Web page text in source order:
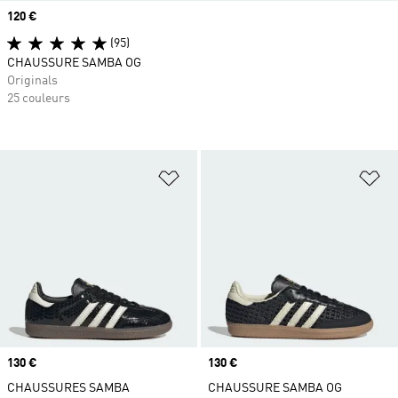
Ajouter à la Liste de produits
Prix
130 €
CHAUSSURES SAMBA
Prix
130 €
CHAUSSURE SAMBA OG
Prix
120 €
(95)
CHAUSSURE SAMBA OG
Originals
25 couleurs